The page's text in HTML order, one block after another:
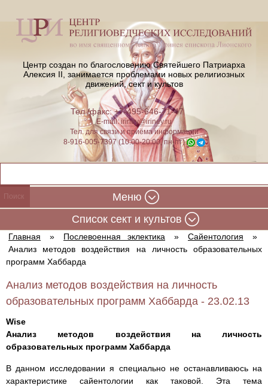
Центр создан по благословению Святейшего Патриарха
Алексия II, занимается проблемами новых религиозных
движений, сект и культов
Тел./факс: +7-495-646-71-47
E-mail:iriney@iriney.ru
Тел. для связи и приёма информации
8-916-005-7397 (10:00-20:00, пн-пт)
Меню
Cписок сект и культов
Главная » Послевоенная эклектика » Сайентология
»
Анализ методов воздействия на личность образовательных
программ Хаббарда
Анализ методов воздействия на личность
образовательных программ Хаббарда - 23.02.13
Wise
Анализ методов воздействия на личность
образовательных программ Хаббарда
В данном исследовании я специально не останавливаюсь на
характеристике сайентологии как таковой. Эта тема